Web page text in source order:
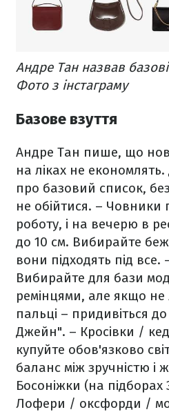
Андре Тан назвав
Фото з інстаграму
Базове взуття
Андре Тан пише, що
на ліках не
про базовий список,
не обійтися. – Човники
роботу, і на вечерю в
до 10 см. Вибирайте
вони підходять під все.
Вибирайте для бази
ремінцями, але якщо не
пальці – придивіться
Джейн". – Кросівки /
купуйте обов'язково
баланс між зручністю і
Босоніжки (на підборах
Лофери / оксфорди /